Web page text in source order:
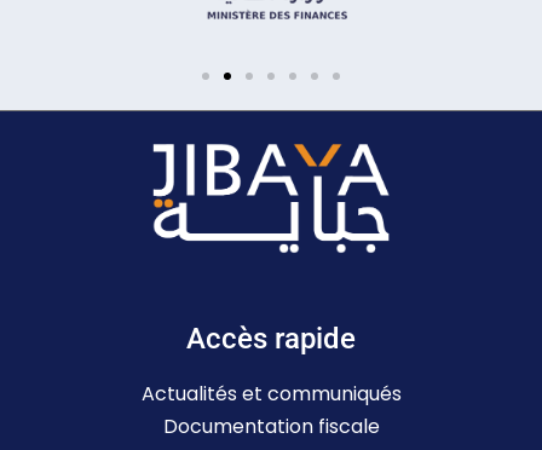
Accès rapide
Actualités et communiqués
Documentation fiscale